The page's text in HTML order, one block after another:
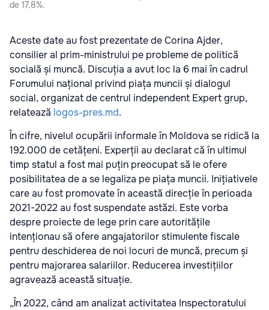
de 17,8%.
Aceste date au fost prezentate de Corina Ajder,
consilier al prim-ministrului pe probleme de politică
socială și muncă. Discuția a avut loc la 6 mai în cadrul
Forumului național privind piața muncii și dialogul
social, organizat de centrul independent Expert grup,
relatează logos-pres.md.
În cifre, nivelul ocupării informale în Moldova se ridică la
192.000 de cetățeni. Experții au declarat că în ultimul
timp statul a fost mai puțin preocupat să le ofere
posibilitatea de a se legaliza pe piața muncii. Inițiativele
care au fost promovate în această direcție în perioada
2021-2022 au fost suspendate astăzi. Este vorba
despre proiecte de lege prin care autoritățile
intenționau să ofere angajatorilor stimulente fiscale
pentru deschiderea de noi locuri de muncă, precum și
pentru majorarea salariilor. Reducerea investițiilor
agravează această situație.
„În 2022, când am analizat activitatea Inspectoratului